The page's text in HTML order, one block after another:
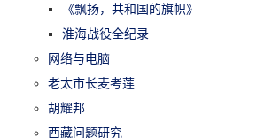
《飘扬，共和国的旗帜》
淮海战役全纪录
网络与电脑
老太市长麦考莲
胡耀邦
西藏问题研究